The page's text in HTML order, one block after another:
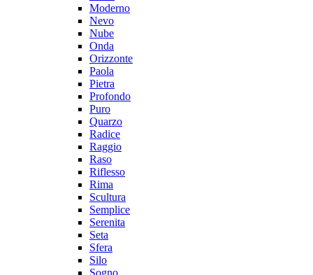
Moderno
Nevo
Nube
Onda
Orizzonte
Paola
Pietra
Profondo
Puro
Quarzo
Radice
Raggio
Raso
Riflesso
Rima
Scultura
Semplice
Serenita
Seta
Sfera
Silo
Sogno